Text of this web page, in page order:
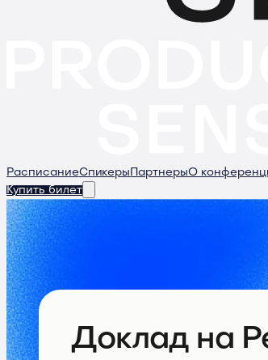
РасписаниеСпикеры ПартнерыО
Купить билет
Доклад на